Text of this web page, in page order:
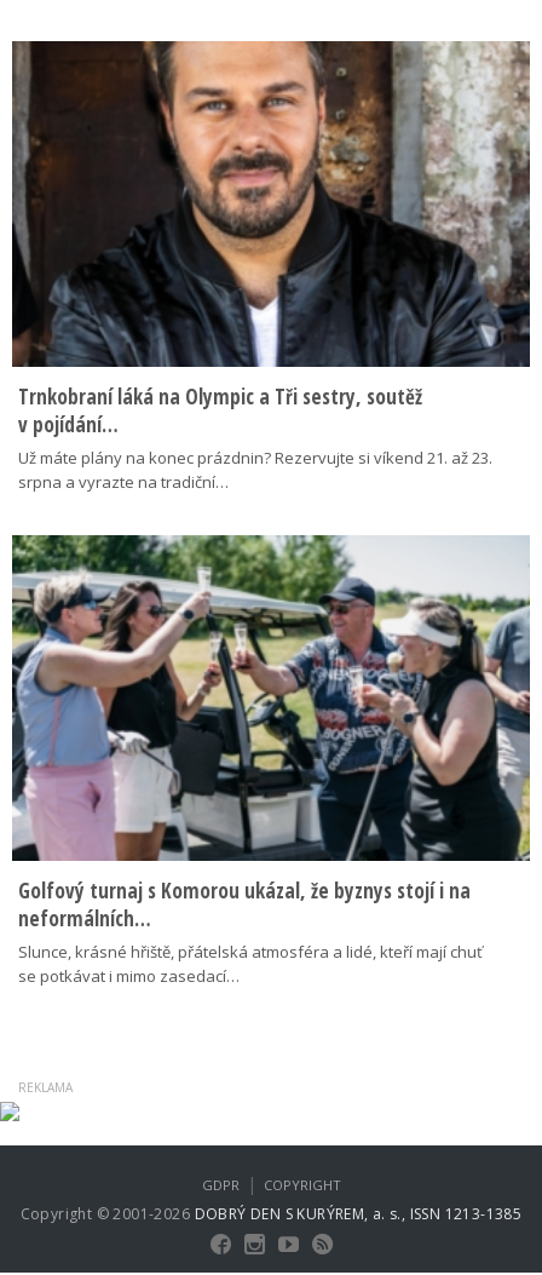
Trnkobraní láká na Olympic a Tři sestry, soutěž
v pojídání…
Už máte plány na konec prázdnin? Rezervujte si víkend 21. až 23.
srpna a vyrazte na tradiční…
Golfový turnaj s Komorou ukázal, že byznys stojí i na
neformálních…
Slunce, krásné hřiště, přátelská atmosféra a lidé, kteří mají chuť
se potkávat i mimo zasedací…
Copyright © 2001-2026 DOBRÝ DEN S KURÝREM, a. s., ISSN 1213-1385
GDPR | COPYRIGHT